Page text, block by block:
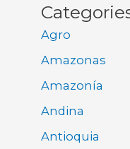
Agro
Amazonas
Amazonía
Andina
Antioquia